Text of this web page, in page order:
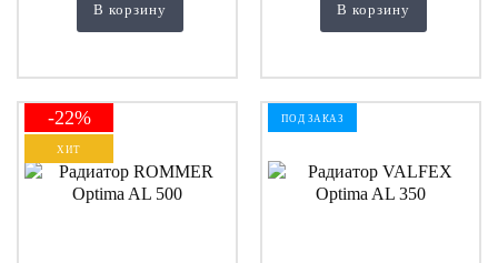
В корзину В корзину
-22%
ХИТ
ПОД ЗАКАЗ